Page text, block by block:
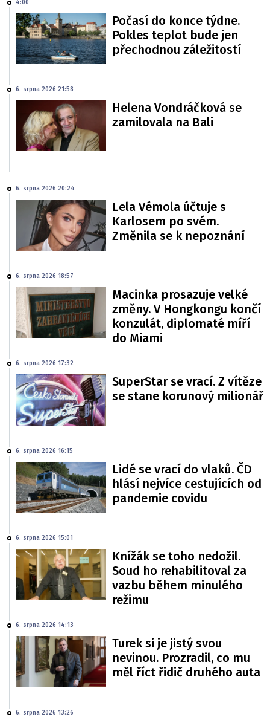
4:00
Počasí do konce týdne.
Pokles teplot bude jen
přechodnou záležitostí
6. srpna 2026 21:58
Helena Vondráčková se
zamilovala na Bali
6. srpna 2026 20:24
Lela Vémola účtuje s
Karlosem po svém.
Změnila se k nepoznání
6. srpna 2026 18:57
Macinka prosazuje velké
změny. V Hongkongu končí
konzulát, diplomaté míří
do Miami
6. srpna 2026 17:32
SuperStar se vrací. Z vítěze
se stane korunový milionář
6. srpna 2026 16:15
Lidé se vrací do vlaků. ČD
hlásí nejvíce cestujících od
pandemie covidu
6. srpna 2026 15:01
Knížák se toho nedožil.
Soud ho rehabilitoval za
vazbu během minulého
režimu
6. srpna 2026 14:13
Turek si je jistý svou
nevinou. Prozradil, co mu
měl říct řidič druhého auta
6. srpna 2026 13:26